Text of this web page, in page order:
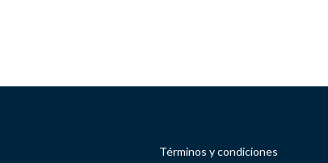
Términos y condiciones